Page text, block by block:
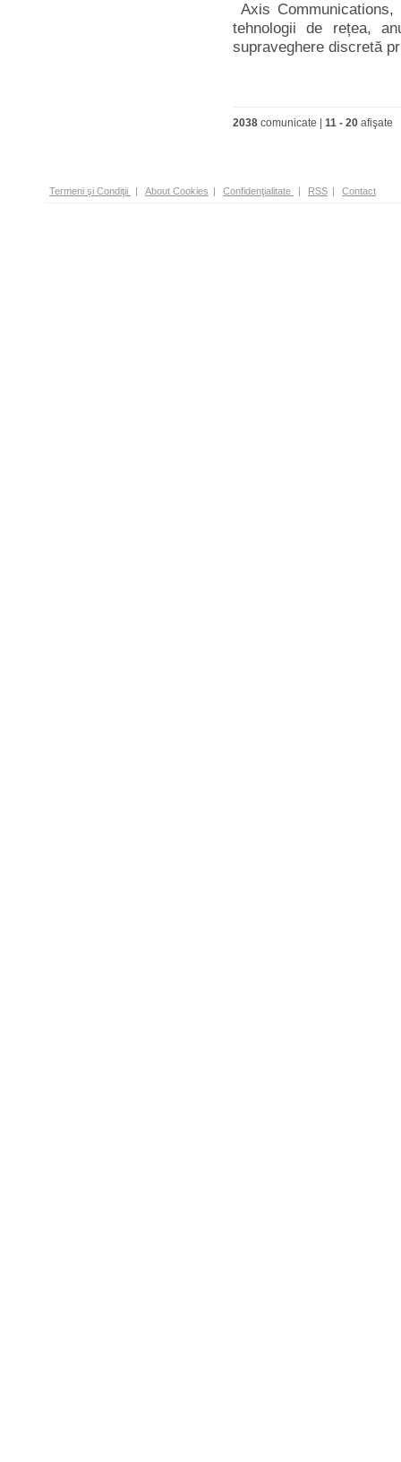
Axis
tehnologii de rețea,
supraveghere discretă
2038 comunicate | 11 - 20 afişate
Termeni şi Condiţii | About Cookies | Confidenţialitate | RSS | Contact